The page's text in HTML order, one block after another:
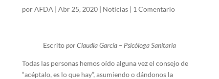
porAFDA | Abr 25, 2020| Noticias| 1 Comentario
Escritopor Claudia García – Psicóloga Sanitaria
Todas las personas hemos oído alguna vez el consejo de
“acéptalo, es lo que hay”, asumiendo o dándonos la